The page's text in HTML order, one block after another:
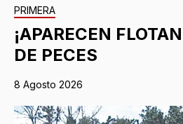
PRIMERA
¡APARECEN
DE PECES
8 Agosto 2026